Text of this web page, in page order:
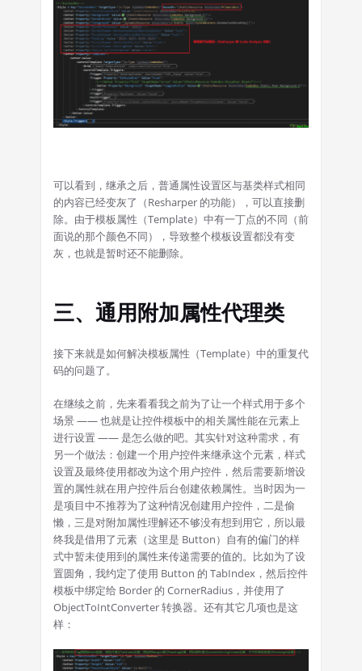
可以看到，继承之后，普通属性设置区与基类样式相同
的内容已经变灰了（Resharper 的功能），可以直接删
除。由于模板属性（Template）中有一丁点的不同（前
面说的那个颜色不同），导致整个模板设置都没有变
灰，也就是暂时还不能删除。
三、通用附加属性代理类
接下来就是如何解决模板属性（Template）中的重复代
码的问题了。
在继续之前，先来看看我之前为了让一个样式用于多个
场景 —— 也就是让控件模板中的相关属性能在元素上
进行设置 —— 是怎么做的吧。其实针对这种需求，有
另一个做法：创建一个用户控件来继承这个元素，样式
设置及最终使用都改为这个用户控件，然后需要新增设
置的属性就在用户控件后台创建依赖属性。当时因为一
是项目中不推荐为了这种情况创建用户控件，二是偷
懒，三是对附加属性理解还不够没有想到用它，所以最
终我是借用了元素（这里是 Button）自有的偏门的样
式中暂未使用到的属性来传递需要的值的。比如为了设
置圆角，我约定了使用 Button 的 TabIndex，然后控件
模板中绑定给 Border 的 CornerRadius，并使用了
ObjectToIntConverter 转换器。还有其它几项也是这
样：